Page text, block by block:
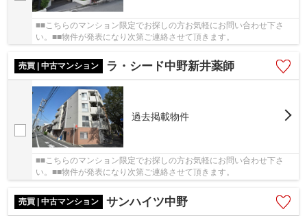
■■こちらのマンション限定でお探しの方お気軽にお問い合わせ下さ
い。■■物件が発表になり次第ご連絡させて頂きます。
売買 | 中古マンション ラ・シード中野新井薬師
過去掲載物件
■■こちらのマンション限定でお探しの方お気軽にお問い合わせ下さ
い。■■物件が発表になり次第ご連絡させて頂きます。
売買 | 中古マンション サンハイツ中野